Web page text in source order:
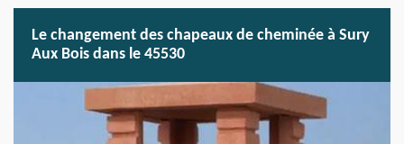
Le changement des chapeaux de cheminée à Sury
Aux Bois dans le 45530